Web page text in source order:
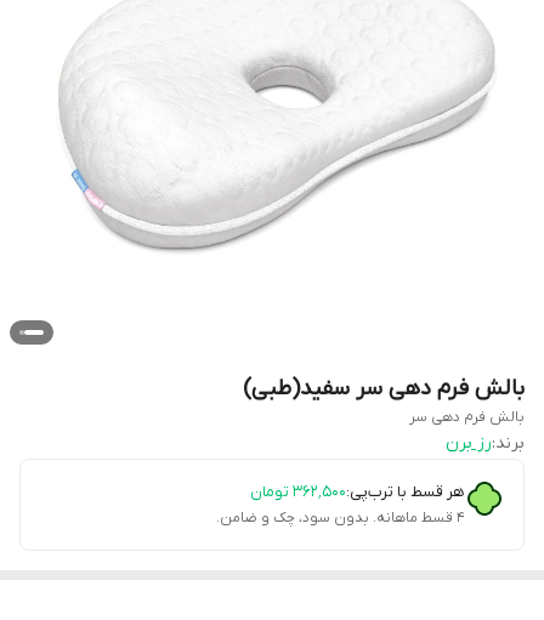
بالش فرم دهی سر سفید(طبی)
بالش فرم دهی سر
برند:رز برن
هر قسط با ترب‌پی:۳۶۲٬۵۰۰ تومان
۴ قسط ماهانه. بدون سود، چک و ضامن.